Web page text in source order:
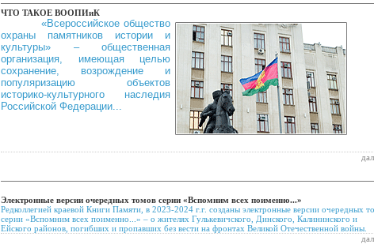
ЧТО ТАКОЕ ВООПИиК
«Всероссийское общество
охраны памят­ников истории и
культуры» – общественная
организация, имеющая целью
сохранение, возрождение и
популяризацию объектов
историко-культурного наследия
Российской Федерации...
Электронные версии очередных томов серии «Вспомним всех поименно...»
Редколлегией краевой Книги Памяти, в 2023-2024 г.г. созданы электронные версии очередных
серии «Вспомним всех поименно...» – о жителях Гулькевичского, Динского, Калининского и
Ейского районов, погибших и пропавших без вести на фронтах Великой Отечественной войны.